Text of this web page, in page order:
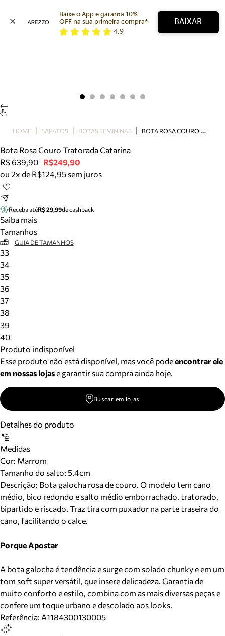
Bolsa
Tamanco
Tênis
Mule
Tire dúvidas sobre pedidos, devoluções e mais.
Meus pedidos
Acompanhe seus pedidos e solicite devoluções.
Baixe o App e garanta 10%
OFF na sua primeira compra*
4,9
BAIXAR
HOME SAPATOS BOTAS FEMININAS B
OTA ROSA COURO TRATORADA CATARINA
Bota Rosa Couro Tratorada Catarina
R$ 639,90 R$249,90
ou 2x de R$124,95 sem juros
Receba atéR$ 29,99de cashback
Saiba mais
Tamanhos
GUIA DE TAMANHOS
33
34
35
36
37
38
39
40
Produto indisponível
Esse produto não está disponível, mas você podeencontrar ele
em nossas lojase garantir sua compra ainda hoje.
Buscar em lojas
Detalhes do produto
Medidas
Cor: Marrom
Tamanho do salto: 5.4cm
Descrição: Bota galocha rosa de couro. O modelo tem cano
médio, bico redondo e salto médio emborrachado, tratorado,
bipartido e riscado. Traz tira com puxador na parte traseira do
cano, facilitando o calce.
Porque Apostar
A bota galocha é tendência e surge com solado chunky e em um
tom soft super versátil, que insere delicadeza. Garantia de
muito conforto e estilo, combina com as mais diversas peças e
confere um toque urbano e descolado aos looks.
Referência: A1184300130005